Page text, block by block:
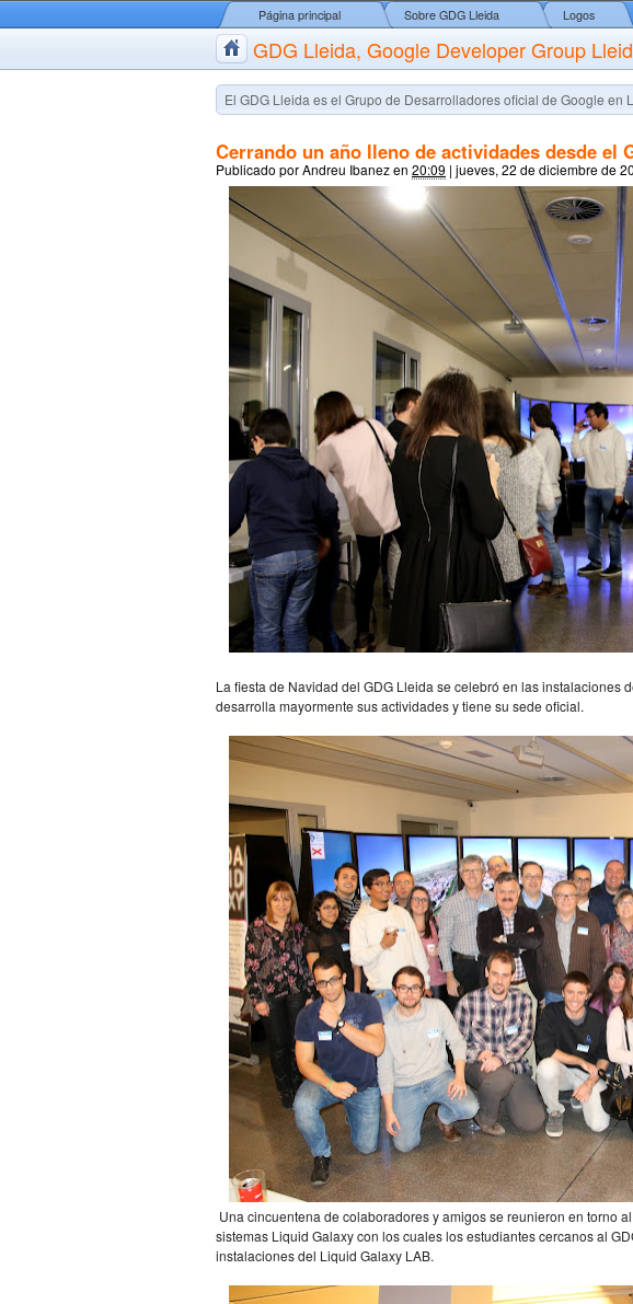
Página principal Sobre GDG Lleida Logos
GDG Lleida, Google Developer Group
El GDG Lleida es el Grupo de Desarrolladores oficial de Google en
Cerrando un año lleno de actividades desde el
Publicado porAndreu Ibanezen 20:09 | jueves, 22 de diciembre de
La fiesta de Navidad del GDG Lleida se celebró en las instalaciones
desarrolla mayormente sus actividades y tiene su sede oficial.
Una cincuentena de colaboradores y amigos se reunieron en torno
sistemas Liquid Galaxy con los cuales los estudiantes cercanos al
instalaciones del Liquid Galaxy LAB.